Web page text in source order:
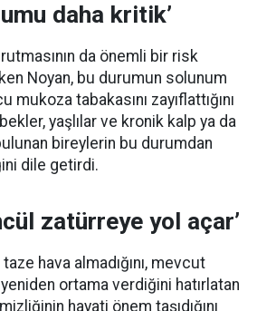
daha kritik’
da önemli bir risk
Noyan, bu durumun solunum
mukoza tabakasını zayıflattığını
yaşlılar ve kronik kalp ya da
bireylerin bu durumdan
dile getirdi.
zatürreye yol açar’
taze hava almadığını, mevcut
ortama verdiğini hatırlatan
hayati önem taşıdığını